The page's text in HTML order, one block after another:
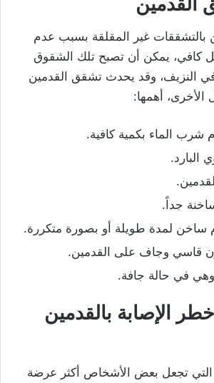
بالتشققات غير المقلقة بسبب عدم
كافي، يمكن أن تصبح تلك الشقوق
النزيف، وقد يحدث تشقق القدمين
أهمها:
شرب الماء بكمية كافية.
البارد.
جداً.
ساخن لمدة طويلة أو بصورة متكررة.
قاسي وجاف على القدمين.
في حالة جافة.
الإصابة بالقدمين
التي تجعل بعض الأشخاص أكثر عرضة